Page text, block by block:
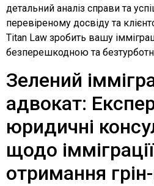
детальний аналіз справи та
перевіреному досвіду та
Titan Law зробить вашу
безперешкодною та
Зелений
адвокат:
юридичні
щодо
отримання